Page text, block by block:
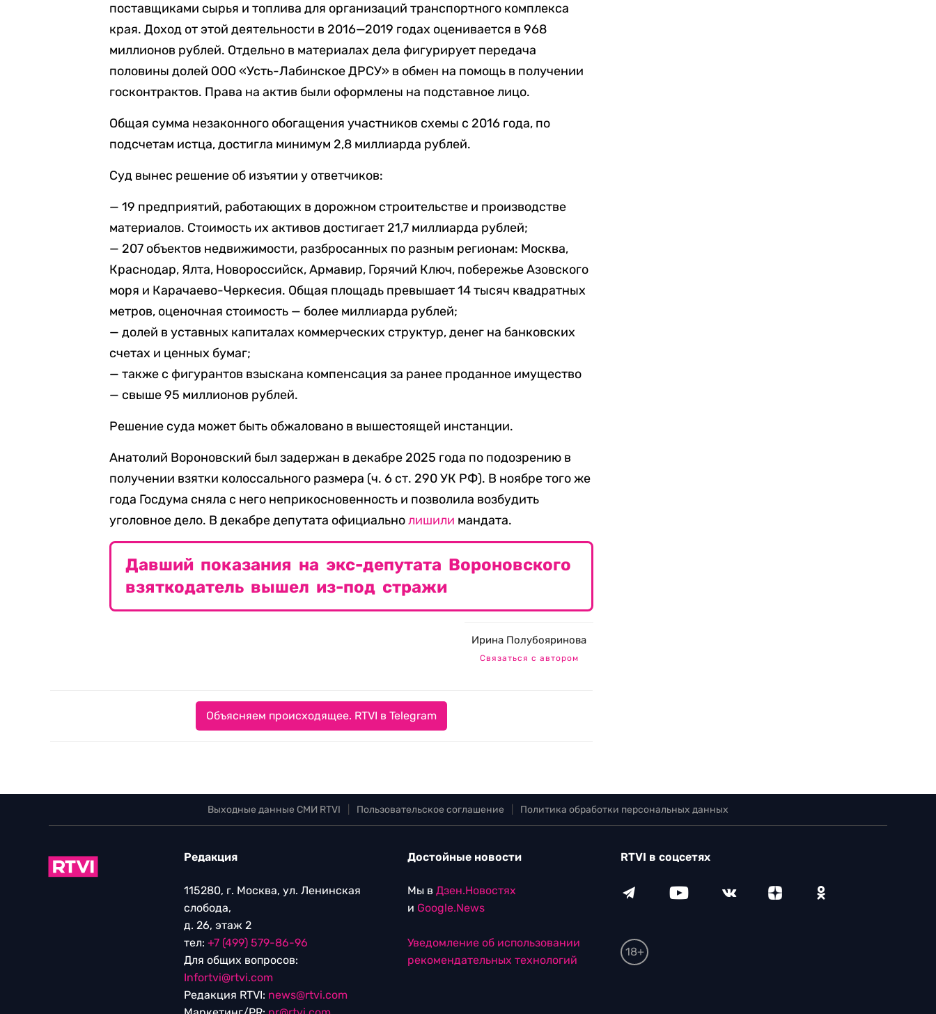
поставщиками сырья и топлива для организаций транспортного комплекса
края. Доход от этой деятельности в 2016—2019 годах оценивается в 968
миллионов рублей. Отдельно в материалах дела фигурирует передача
половины долей ООО «Усть-Лабинское ДРСУ» в обмен на помощь в получении
госконтрактов. Права на актив были оформлены на подставное лицо.
Общая сумма незаконного обогащения участников схемы с 2016 года, по
подсчетам истца, достигла минимум 2,8 миллиарда рублей.
Суд вынес решение об изъятии у ответчиков:
— 19 предприятий, работающих в дорожном строительстве и производстве
материалов. Стоимость их активов достигает 21,7 миллиарда рублей;
— 207 объектов недвижимости, разбросанных по разным регионам: Москва,
Краснодар, Ялта, Новороссийск, Армавир, Горячий Ключ, побережье Азовского
моря и Карачаево-Черкесия. Общая площадь превышает 14 тысяч квадратных
метров, оценочная стоимость — более миллиарда рублей;
— долей в уставных капиталах коммерческих структур, денег на банковских
счетах и ценных бумаг;
— также с фигурантов взыскана компенсация за ранее проданное имущество
— свыше 95 миллионов рублей.
Решение суда может быть обжаловано в вышестоящей инстанции.
Анатолий Вороновский был задержан в декабре 2025 года по подозрению в
получении взятки колоссального размера (ч. 6 ст. 290 УК РФ). В ноябре того же
года Госдума сняла с него неприкосновенность и позволила возбудить
уголовное дело. В декабре депутата официальнолишили мандата.
Давший показания на экс-депутата Вороновского
взяткодатель вышел из-под стражи
Ирина Полубояринова
Связаться с автором
Объясняем происходящее. RTVI в Telegram
Выходные данные СМИ RTVI Пользовательское соглашение Политика обработки персональных данных
Редакция
115280, г. Москва, ул. Ленинская
слобода,
д. 26, этаж 2
тел: +7 (499) 579-86-96
Для общих вопросов:
Infortvi@rtvi.com
Редакция RTVI: news@rtvi.com
Достойные новости
Мы в Дзен.Новостях
и Google.News
Уведомление об использовании
рекомендательных технологий
RTVI в соцсетях
18+